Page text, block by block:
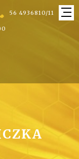
56 4936810/11